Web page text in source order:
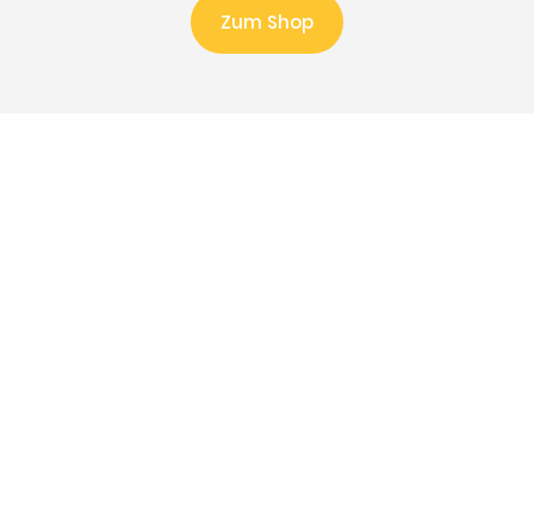
Zum Shop